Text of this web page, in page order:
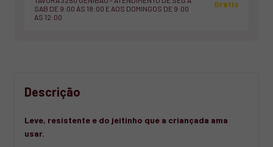
SAB DE 9:00 ÁS 18:00 E AOS DOMINGOS DE 9:00
AS 12:00
Grátis
Descrição
Leve, resistente e do jeitinho que a criançada ama
usar.